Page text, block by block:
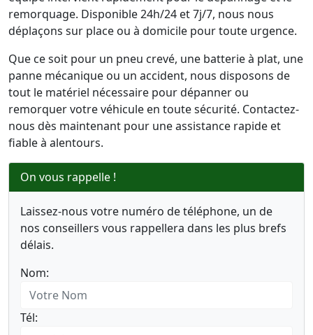
remorquage. Disponible 24h/24 et 7j/7, nous nous
déplaçons sur place ou à domicile pour toute urgence.
Que ce soit pour un pneu crevé, une batterie à plat, une
panne mécanique ou un accident, nous disposons de
tout le matériel nécessaire pour dépanner ou
remorquer votre véhicule en toute sécurité. Contactez-
nous dès maintenant pour une assistance rapide et
fiable à alentours.
On vous rappelle !
Laissez-nous votre numéro de téléphone, un de
nos conseillers vous rappellera dans les plus brefs
délais.
Nom:
Tél: